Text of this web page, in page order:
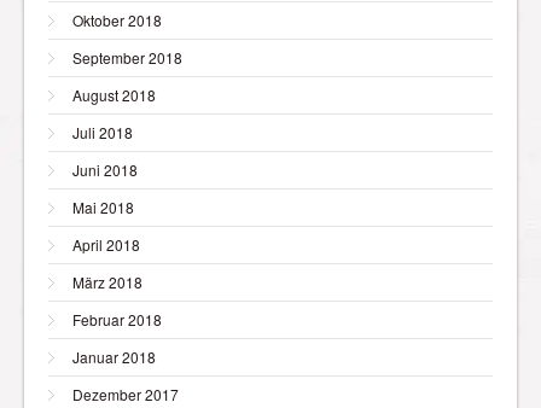
Oktober 2018
September 2018
August 2018
Juli 2018
Juni 2018
Mai 2018
April 2018
März 2018
Februar 2018
Januar 2018
Dezember 2017